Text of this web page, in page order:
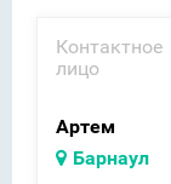
Контактное
лицо
Артем
Барнаул